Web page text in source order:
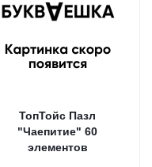
ТопТойс Пазл
"Чаепитие" 60
элементов